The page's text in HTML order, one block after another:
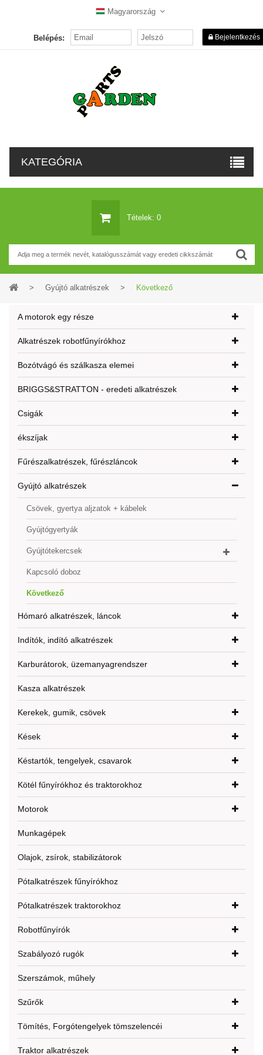
Magyarország
Belépés: Bejelentkezés
KATEGÓRIA
Tételek: 0
> Gyújtó alkatrészek > Következő
A motorok egy része
Alkatrészek robotfűnyírókhoz
Bozótvágó és szálkasza elemei
BRIGGS&STRATTON - eredeti alkatrészek
Csigák
ékszíjak
Fűrészalkatrészek, fűrészláncok
Gyújtó alkatrészek
Csövek, gyertya aljzatok + kábelek
Gyújtógyertyák
Gyújtótekercsek
Kapcsoló doboz
Következő
Hómaró alkatrészek, láncok
Indítók, indító alkatrészek
Karburátorok, üzemanyagrendszer
Kasza alkatrészek
Kerekek, gumik, csövek
Kések
Késtartók, tengelyek, csavarok
Kötél fűnyírókhoz és traktorokhoz
Motorok
Munkagépek
Olajok, zsírok, stabilizátorok
Pótalkatrészek fűnyírókhoz
Pótalkatrészek traktorokhoz
Robotfűnyírók
Szabályozó rugók
Szerszámok, műhely
Szűrők
Tömítés, Forgótengelyek tömszelencéi
Traktor alkatrészek